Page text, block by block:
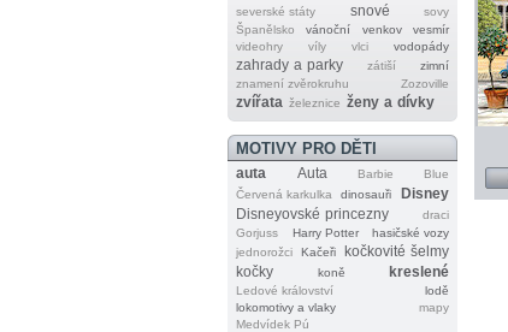
severské státy snové
sovy
Španělsko
vánoční venkov
vesmír
videohry
víly vlci vodopády
zahrady a parky zátiší
zimní
znamení zvěrokruhu
Zozoville
zvířata železnice ženy a dívky
MOTIVY PRO DĚTI
auta Auta Barbie
Blue
Červená karkulka
dinosauři
Disney
Disneyovské princezny
draci
Gorjuss
Harry Potter
hasičské vozy
jednorožci
Kačeři
kočkovité šelmy
kočky
koně kreslené
Ledové království
lodě
lokomotivy a vlaky
mapy
Medvídek Pú